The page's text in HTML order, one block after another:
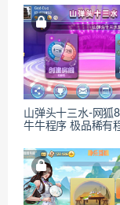
山弹头十三水-网狐
牛牛程序 极品稀有